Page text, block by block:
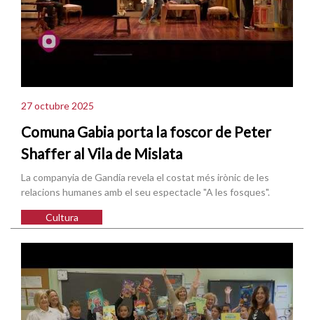
27 octubre 2025
Comuna Gabia porta la foscor de Peter
Shaffer al Vila de Mislata
La companyia de Gandia revela el costat més irònic de les
relacions humanes amb el seu espectacle "A les fosques".
Cultura